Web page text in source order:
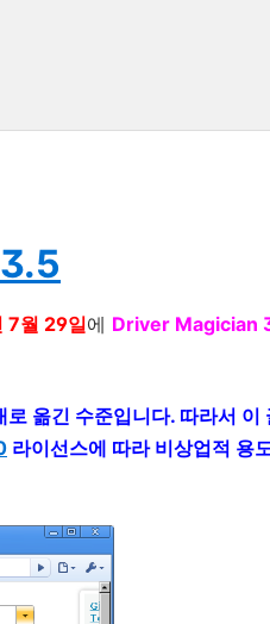
7월 29일에 Driver Magician
옮긴 수준입니다. 따라서 이
라이선스에 따라 비상업적 용